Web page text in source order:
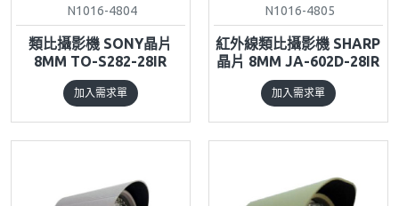
N1016-4804
類比攝影機 SONY晶片
8MM TO-S282-28IR
加入需求單
N1016-4805
紅外線類比攝影機 SHARP
晶片 8MM JA-602D-28IR
加入需求單